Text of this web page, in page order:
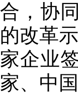
合，协
的改革
家企业
家、中